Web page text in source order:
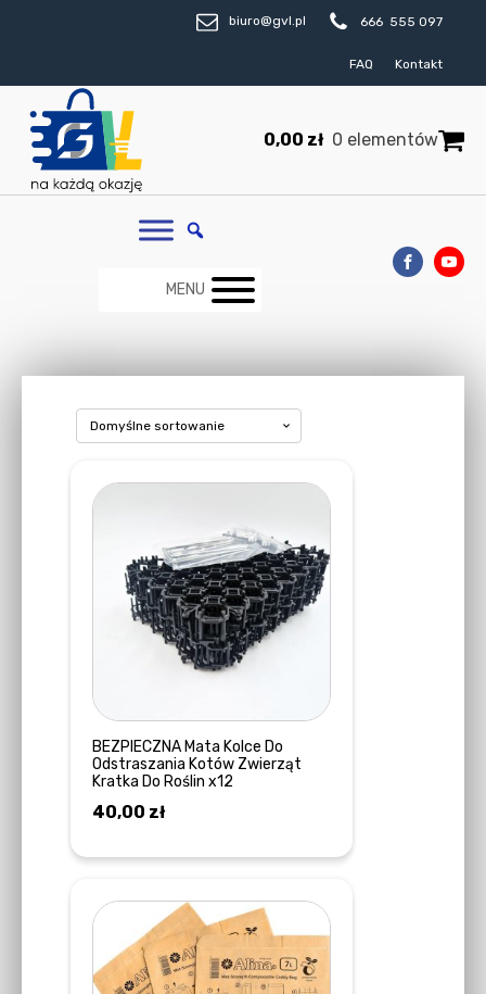
biuro@gvl.pl 666 555 097
FAQ Kontakt
0,00 zł 0 elementów
MENU
BEZPIECZNA Mata Kolce Do
Odstraszania Kotów Zwierząt
Kratka Do Roślin x12
40,00 zł